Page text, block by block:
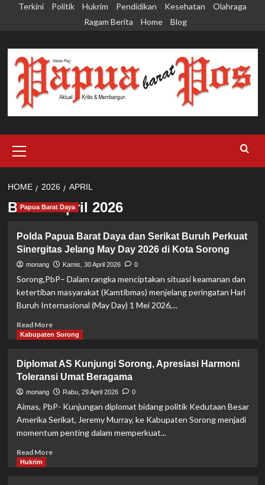
Terkini Politik Hukrim Pendidikan Kesehatan
Olahraga
Ragam Berita
Home Blog
Menu
HOME 2026 APRIL
Bulan:April 2026
Papua Barat Daya
Polda Papua Barat Daya dan Serikat Buruh Perkuat
Sinergitas Jelang May Day 2026 di Kota Sorong
monang Kamis, 30 April 2026 0
Sorong,PbP– Dalam rangka menciptakan situasi keamanan dan
ketertiban masyarakat (Kamtibmas) menjelang peringatan Hari
Buruh Internasional (May Day) 1 Mei 2026,...
Read MoreRead
more
Papua
Barat
Daya
Buruh
Perkuat
Kabupaten Sorong
Diplomat AS Kunjungi Sorong, Apresiasi Harmoni
Toleransi Umat Beragama
monang Rabu, 29 April 2026 0
Aimas, PbP- Kunjungan diplomat bidang politik Kedutaan Besar
Amerika Serikat, Jeremy Murray, ke Kabupaten Sorong menjadi
momentum penting dalam memperkuat...
Read MoreRead
Hukrim